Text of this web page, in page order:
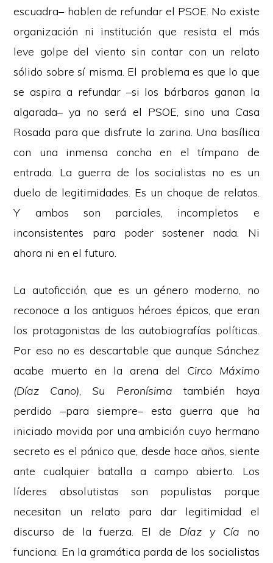
escuadra– hablen de refundar el PSOE. No existe
organización ni institución que resista el más
leve golpe del viento sin contar con un relato
sólido sobre sí misma. El problema es que lo que
se aspira a refundar –si los bárbaros ganan la
algarada– ya no será el PSOE, sino una Casa
Rosada para que disfrute la zarina. Una basílica
con una inmensa concha en el tímpano de
entrada. La guerra de los socialistas no es un
duelo de legitimidades. Es un choque de relatos.
Y ambos son parciales, incompletos e
inconsistentes para poder sostener nada. Ni
ahora ni en el futuro.
La autoficción, que es un género moderno, no
reconoce a los antiguos héroes épicos, que eran
los protagonistas de las autobiografías políticas.
Por eso no es descartable que aunque Sánchez
acabe muerto en la arena del Circo Máximo
(Díaz Cano),Su Peronísima también haya
perdido –para siempre– esta guerra que ha
iniciado movida por una ambición cuyo hermano
secreto es el pánico que, desde hace años, siente
ante cualquier batalla a campo abierto. Los
líderes absolutistas son populistas porque
necesitan un relato para dar legitimidad el
discurso de la fuerza. El de Díaz y Cía no
funciona. En la gramática parda de los socialistas